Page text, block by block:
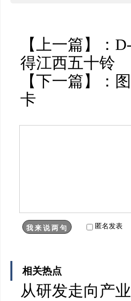
【上一篇】：
得江西五十铃
【下一篇】：
卡
匿名发表
相关热点
从研发走向产